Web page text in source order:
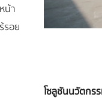
น้า
รอย
โซลูชันนวัตกร